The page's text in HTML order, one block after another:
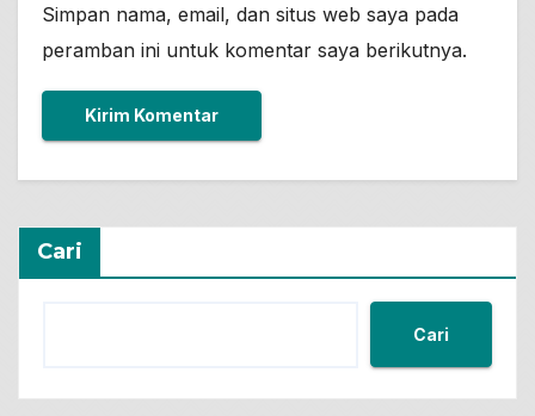
Simpan nama, email, dan situs web saya pada
peramban ini untuk komentar saya berikutnya.
Cari
Cari